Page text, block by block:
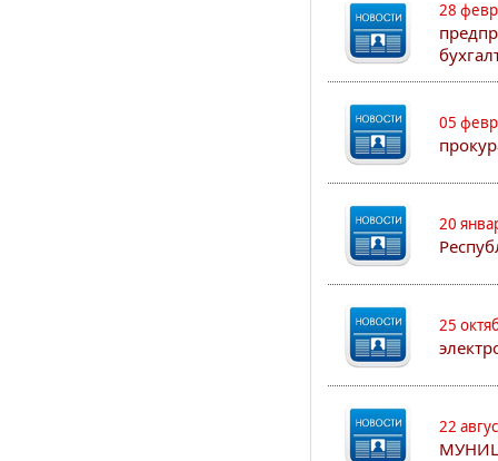
28
05
20
25
22